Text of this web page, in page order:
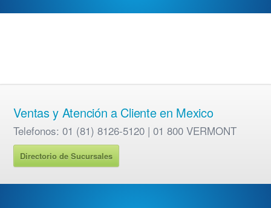
Ventas y Atención a Cliente en Mexico
Telefonos: 01 (81) 8126-5120 | 01 800 VERMONT
Directorio de Sucursales